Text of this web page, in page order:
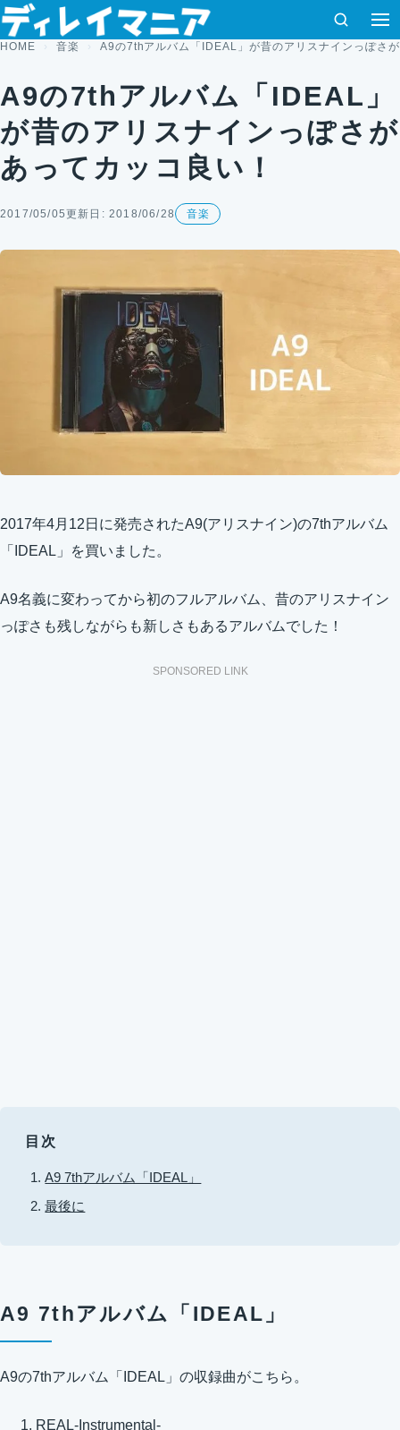
コンテンツへスキップ
検索
HOME 音楽 A9の7thアルバム「IDEAL」が昔のアリスナインっぽさ
A9の7thアルバム「IDEAL」
が昔のアリスナインっぽさが
あってカッコ良い！
2017/05/05更新日: 2018/06/28 音楽
2017年4月12日 に発売されたA9(アリスナイン)の7thアルバム
「IDEAL」を買いました。
A9名義に変わってから初のフルアルバム、昔のアリスナイン
っぽさも残しながらも新しさもあるアルバムでした！
SPONSORED LINK
目次
A9 7thアルバム「IDEAL」
最後に
A9 7thアルバム「IDEAL」
A9の7thアルバム「IDEAL」の収録曲がこちら。
REAL-Instrumental-